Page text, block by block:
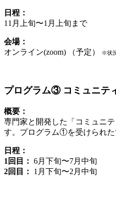
日程：
11月上旬〜1月上旬まで
会場：
オンライン(zoom) （予定）
※状
プログラム③ コミュニテ
概要：
専門家と開発した「コミュニ
す。プログラム①を受けられた
日程：
1回目： 6月下旬〜7月中旬
2回目：
1月下旬〜2月中旬